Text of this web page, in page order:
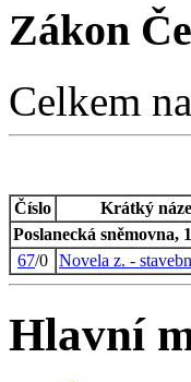
Zákon
Celkem
Číslo Krátký
Poslanecká sněmovna,
67/0 Novela z. -
Hlavní